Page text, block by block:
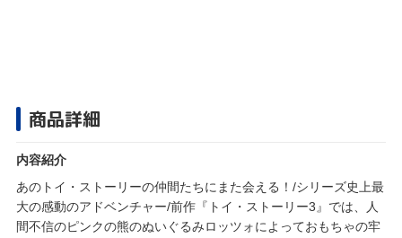
商品詳細
内容紹介
あのトイ・ストーリーの仲間たちにまた会える！/シリーズ史上最
大の感動のアドベンチャー/前作『トイ・ストーリー3』では、人
間不信のピンクの熊のぬいぐるみロッツォによっておもちゃの牢